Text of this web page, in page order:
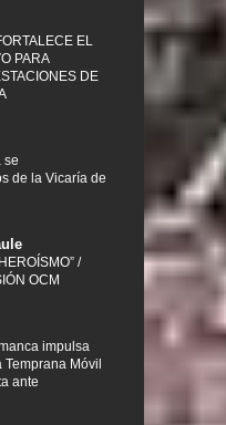
EL
PARA
DE
se
de la Vicaría de
/
OCM
impulsa
Temprana Móvil
ante